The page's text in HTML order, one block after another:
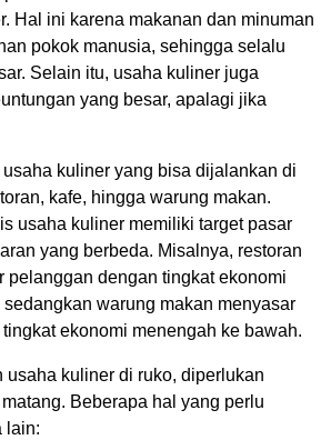
Hal ini karena makanan dan minuman
pokok manusia, sehingga selalu
Selain itu, usaha kuliner juga
yang besar, apalagi jika
kuliner yang bisa dijalankan di
kafe, hingga warung makan.
usaha kuliner memiliki target pasar
yang berbeda. Misalnya, restoran
pelanggan dengan tingkat ekonomi
warung makan menyasar
ekonomi menengah ke bawah.
usaha kuliner di ruko, diperlukan
Beberapa hal yang perlu
lain: